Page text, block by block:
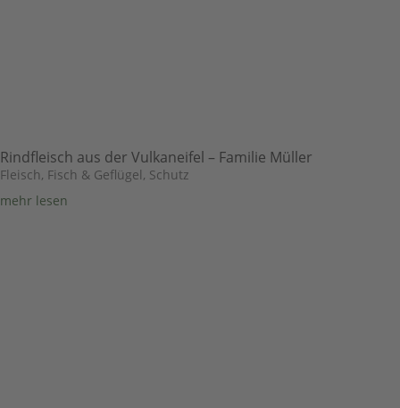
Rindfleisch aus der Vulkaneifel – Familie Müller
Fleisch, Fisch & Geflügel, Schutz
mehr lesen